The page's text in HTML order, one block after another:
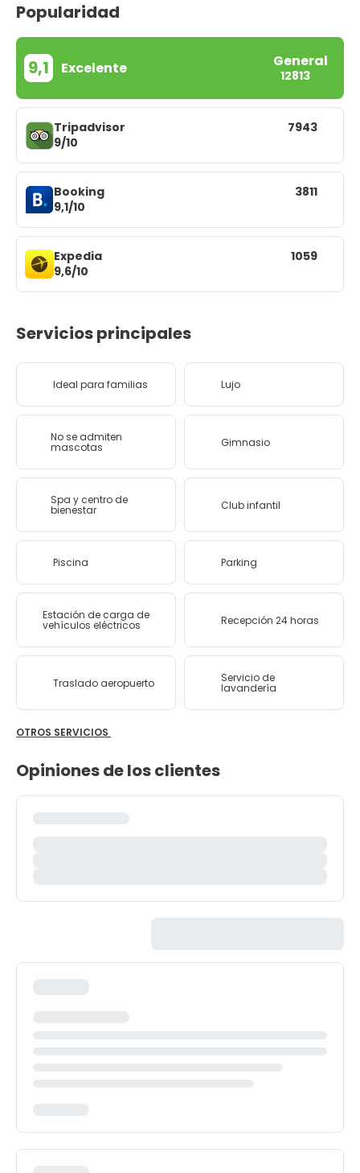
Popularidad
9,1 Excelente General
12813
Tripadvisor
9/10
7943
Booking
9,1/10
3811
Expedia
9,6/10
1059
Servicios principales
Ideal para familias Lujo
No se admiten
mascotas Gimnasio
Spa y centro de
bienestar Club infantil
Piscina Parking
Estación de carga de
vehículos eléctricos Recepción 24 horas
Traslado aeropuerto Servicio de
lavandería
OTROS SERVICIOS
Opiniones de los clientes